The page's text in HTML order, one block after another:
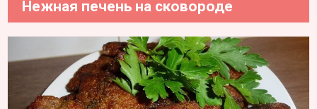
Нежная печень на сковороде